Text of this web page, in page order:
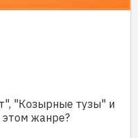
"Козырные тузы" и
жанре?